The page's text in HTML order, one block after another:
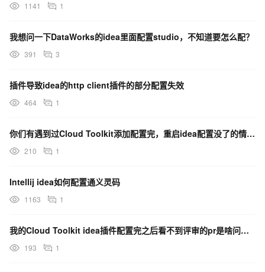
1141 1
我想问一下DataWorks的idea里面配置studio，不知道要怎么配？
391 3
插件导致idea的http client插件的部分配置失效
464 1
你们有遇到过Cloud Toolkit添加配置完，重启idea配置没了的情况吗？
210 1
Intellij idea如何配置通义灵码
1163 1
我的Cloud Toolkit idea插件配置完之后看不到评审的pr是啥问题呀？
193 1